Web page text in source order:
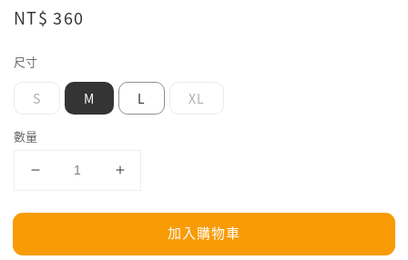
Regular
NT$ 360
尺寸
S M L XL
數量
加入購物車